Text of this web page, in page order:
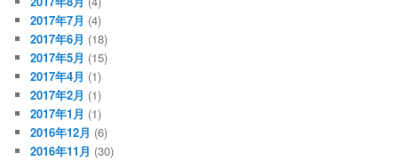
2017年7月 (4)
2017年6月 (18)
2017年5月 (15)
2017年4月 (1)
2017年2月 (1)
2017年1月 (1)
2016年12月 (6)
2016年11月 (30)